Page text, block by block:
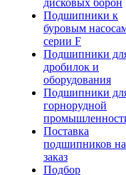
дисковых борон
Подшипники к
буровым
серии F
Подшипники
дробилок и
оборудования
Подшипники
горнорудной
Поставка
подшипников на
заказ
Подбор